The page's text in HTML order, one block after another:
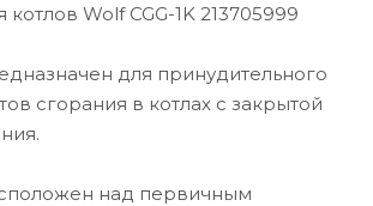
котлов Wolf CGG-1K 213705999
для принудительного
сгорания в котлах с закрытой
над первичным